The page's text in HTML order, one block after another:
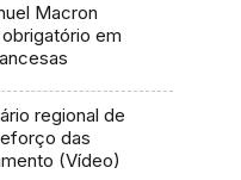
Macron
em
regional de
das
(Vídeo)